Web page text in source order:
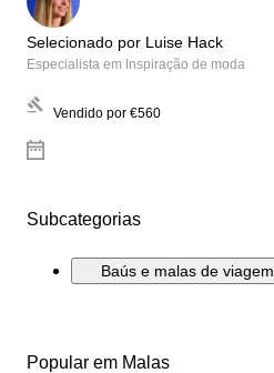
Selecionado por Luise Hack
Especialista em Inspiração de moda
Vendido por €560
Subcategorias
Baús e malas de viagem
Popular em Malas